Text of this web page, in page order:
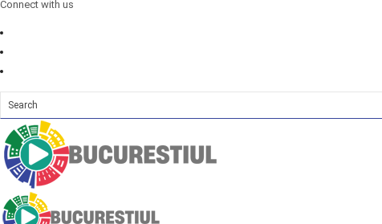
Connect with us